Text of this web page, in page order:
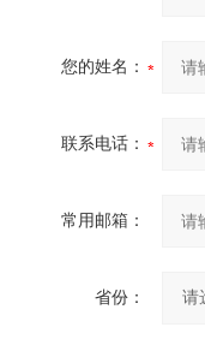
您的姓名：
联系电话：
常用邮箱：
省份：